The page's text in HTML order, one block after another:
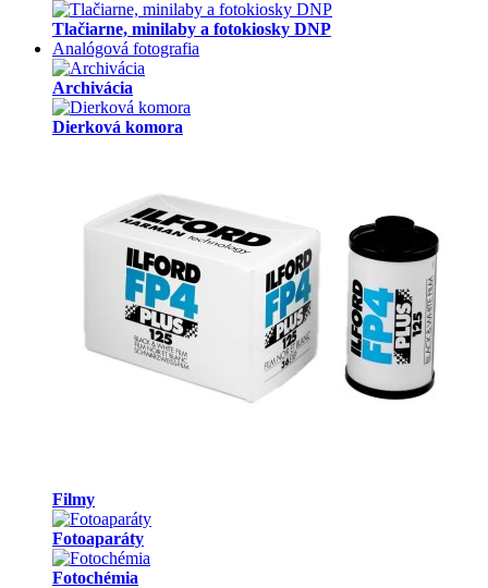
Tlačiarne, minilaby a fotokiosky DNP
Analógová fotografia
Archivácia
Dierková komora
Filmy
Fotoaparáty
Fotochémia